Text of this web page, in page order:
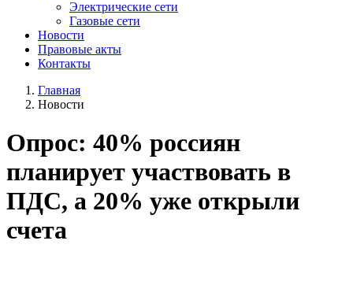
Электрические сети
Газовые сети
Новости
Правовые акты
Контакты
Главная
Новости
Опрос: 40% россиян
планирует участвовать в
ПДС, а 20% уже открыли
счета